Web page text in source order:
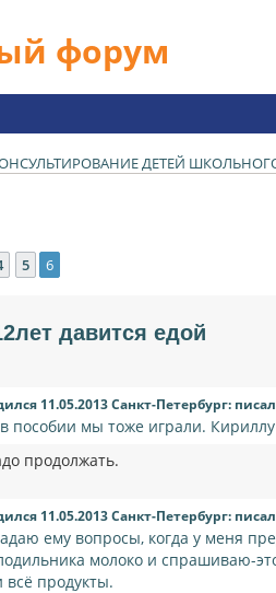
форум
ДЕТЕЙ
5 6
давится едой
11.05.2013 Санкт-Петербург:
пособии мы тоже играли.
продолжать.
11.05.2013 Санкт-Петербург:
ему вопросы, когда у меня
молоко и спрашиваю-
продукты.